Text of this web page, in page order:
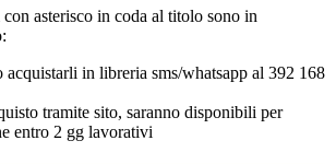
asterisco in coda al titolo sono in
acquistarli in libreria sms/whatsapp al 392 168
tramite sito, saranno disponibili per
entro 2 gg lavorativi